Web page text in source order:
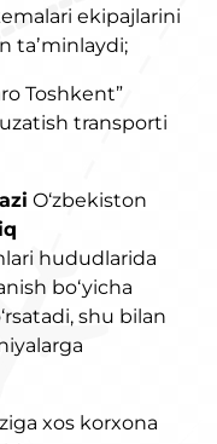
ekipajlarini
taʼminlaydi;
Toshkent”
transporti
O‘zbekiston
hududlarida
bo‘yicha
shu bilan
xos korxona